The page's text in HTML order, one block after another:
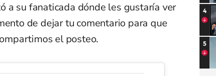
a su fanaticada dónde les gustaría ver
de dejar tu comentario para que
el posteo.
4
5